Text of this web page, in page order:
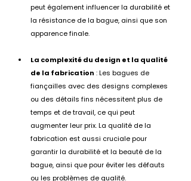
peut également influencer la durabilité et
la résistance de la bague, ainsi que son
apparence finale.
La complexité du design et la qualité
de la fabrication : Les bagues de
fiançailles avec des designs complexes
ou des détails fins nécessitent plus de
temps et de travail, ce qui peut
augmenter leur prix. La qualité de la
fabrication est aussi cruciale pour
garantir la durabilité et la beauté de la
bague, ainsi que pour éviter les défauts
ou les problèmes de qualité.